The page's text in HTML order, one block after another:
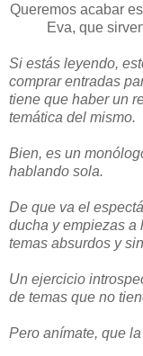
Queremos acabar
Eva, que
Si estás leyendo,
comprar entradas
tiene que haber un
temática del mismo.
Bien, es un
hablando sola.
De que va el
ducha y empiezas a
temas absurdos y
Un ejercicio
de temas que no
Pero anímate, que